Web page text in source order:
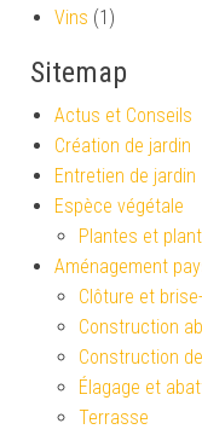
Vins (1)
Sitemap
Actus et Conseils
Création de jardin
Entretien de jardin
Espèce végétale
Plantes et
Aménagement
Clôture et
Construction
Construction
Élagage et
Terrasse